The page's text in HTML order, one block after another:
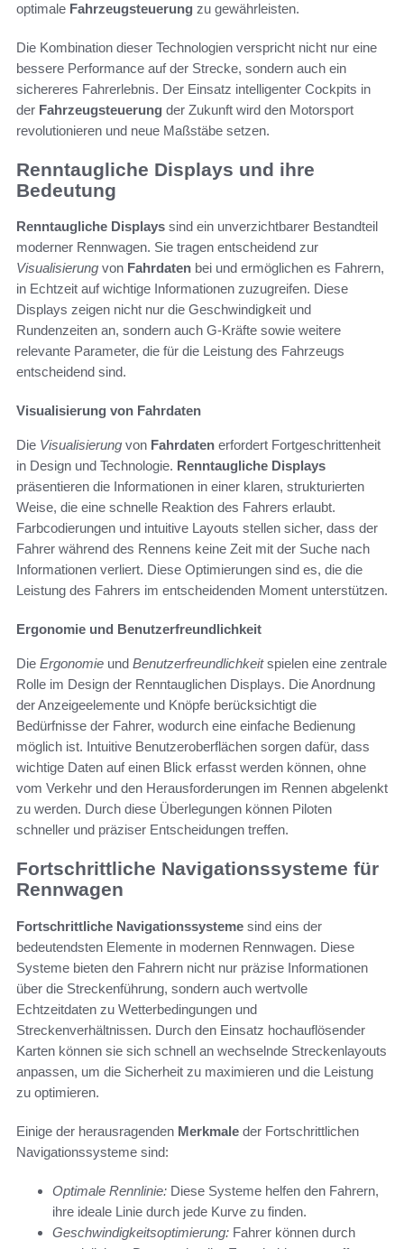
optimale Fahrzeugsteuerung zu gewährleisten.
Die Kombination dieser Technologien verspricht nicht nur eine
bessere Performance auf der Strecke, sondern auch ein
sichereres Fahrerlebnis. Der Einsatz intelligenter Cockpits in
der Fahrzeugsteuerung der Zukunft wird den Motorsport
revolutionieren und neue Maßstäbe setzen.
Renntaugliche Displays und ihre
Bedeutung
Renntaugliche Displays sind ein unverzichtbarer Bestandteil
moderner Rennwagen. Sie tragen entscheidend zur
Visualisierung von Fahrdaten bei und ermöglichen es Fahrern,
in Echtzeit auf wichtige Informationen zuzugreifen. Diese
Displays zeigen nicht nur die Geschwindigkeit und
Rundenzeiten an, sondern auch G-Kräfte sowie weitere
relevante Parameter, die für die Leistung des Fahrzeugs
entscheidend sind.
Visualisierung von Fahrdaten
Die Visualisierung von Fahrdaten erfordert Fortgeschrittenheit
in Design und Technologie. Renntaugliche Displays
präsentieren die Informationen in einer klaren, strukturierten
Weise, die eine schnelle Reaktion des Fahrers erlaubt.
Farbcodierungen und intuitive Layouts stellen sicher, dass der
Fahrer während des Rennens keine Zeit mit der Suche nach
Informationen verliert. Diese Optimierungen sind es, die die
Leistung des Fahrers im entscheidenden Moment unterstützen.
Ergonomie und Benutzerfreundlichkeit
Die Ergonomie und Benutzerfreundlichkeitspielen eine zentrale
Rolle im Design der Renntauglichen Displays. Die Anordnung
der Anzeigeelemente und Knöpfe berücksichtigt die
Bedürfnisse der Fahrer, wodurch eine einfache Bedienung
möglich ist. Intuitive Benutzeroberflächen sorgen dafür, dass
wichtige Daten auf einen Blick erfasst werden können, ohne
vom Verkehr und den Herausforderungen im Rennen abgelenkt
zu werden. Durch diese Überlegungen können Piloten
schneller und präziser Entscheidungen treffen.
Fortschrittliche Navigationssysteme für
Rennwagen
Fortschrittliche Navigationssysteme sind eins der
bedeutendsten Elemente in modernen Rennwagen. Diese
Systeme bieten den Fahrern nicht nur präzise Informationen
über die Streckenführung, sondern auch wertvolle
Echtzeitdaten zu Wetterbedingungen und
Streckenverhältnissen. Durch den Einsatz hochauflösender
Karten können sie sich schnell an wechselnde Streckenlayouts
anpassen, um die Sicherheit zu maximieren und die Leistung
zu optimieren.
Einige der herausragenden Merkmale der Fortschrittlichen
Navigationssysteme sind:
Optimale Rennlinie: Diese Systeme helfen den Fahrern,
ihre ideale Linie durch jede Kurve zu finden.
Geschwindigkeitsoptimierung: Fahrer können durch